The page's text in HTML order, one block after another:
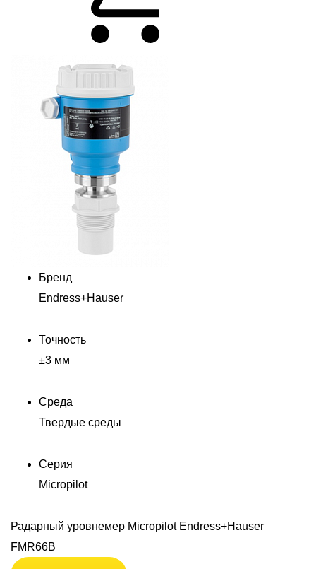
Бренд
Endress+Hauser
Точность
±3 мм
Среда
Твердые среды
Серия
Micropilot
Радарный уровнемер Micropilot Endress+Hauser
FMR66B